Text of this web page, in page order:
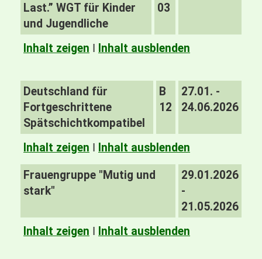
Last.” WGT für Kinder
und Jugendliche
03
Inhalt zeigen I Inhalt ausblenden
Deutschland für
Fortgeschrittene
Spätschichtkompatibel
B
12
27.01. -
24.06.2026
Inhalt zeigen I Inhalt ausblenden
Frauengruppe "Mutig und
stark"
29.01.2026
-
21.05.2026
Inhalt zeigen I Inhalt ausblenden